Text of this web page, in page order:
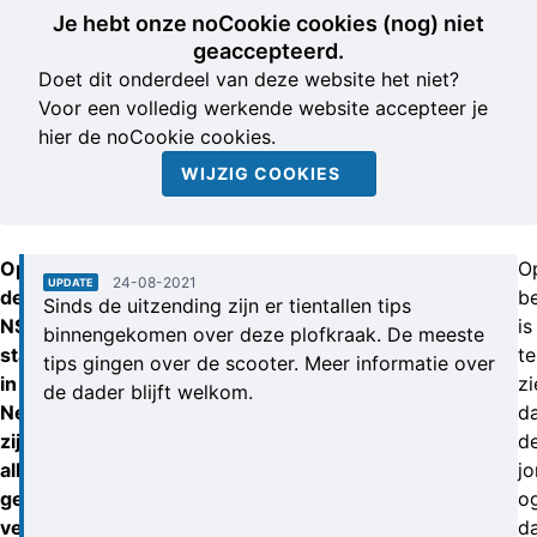
Je hebt onze noCookie cookies (nog) niet
geaccepteerd.
Doet dit onderdeel van deze website het niet?
Voor een volledig werkende website accepteer je
hier de noCookie cookies.
WIJZIG COOKIES
Op
de
NS-
stations
in
Nederland
zijn
alle
geldwisselautomaten
verwijderd,
UPDATE 24-08-2021
Sinds de uitzending zijn er tientallen tips
binnengekomen over deze plofkraak. De meeste
tips gingen over de scooter. Meer informatie over
de dader blijft welkom.
is
te